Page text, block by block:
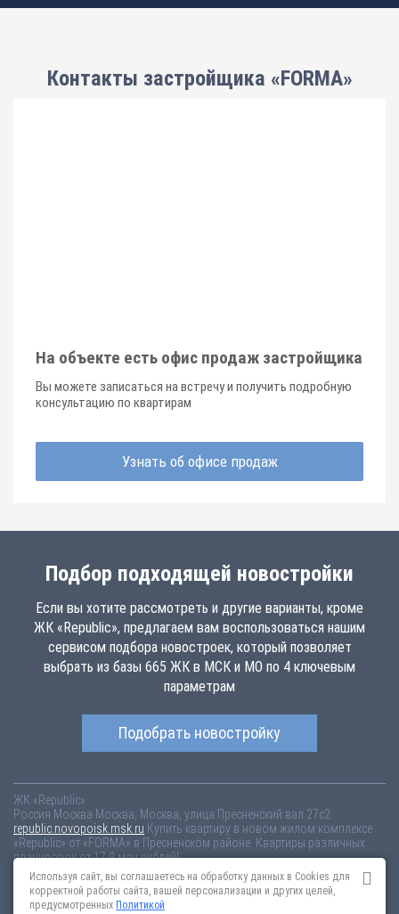
Контакты застройщика «FORMA»
На объекте есть офис продаж застройщика
Вы можете записаться на встречу и получить подробную
консультацию по квартирам
Узнать об офисе продаж
Подбор подходящей новостройки
Если вы хотите рассмотреть и другие варианты, кроме
ЖК «Republic», предлагаем вам воспользоваться нашим
сервисом подбора новостроек, который позволяет
выбрать из базы 665 ЖК в МСК и МО по 4 ключевым
параметрам
Подобрать новостройку
ЖК «Republic»
Россия Москва Москва, Москва, улица Пресненский вал 27с2
republic.novopoisk.msk.ru Купить квартиру в новом жилом комплексе
«Republic» от «FORMA» в Пресненском районе. Квартиры различных
планировок от 17.9 млн рублей!
Новостройки Санкт-ПетербургаНовостройки Москвы
Информация на сайте взята из открытых источников, не является
Используя сайт, вы соглашаетесь на обработку данных в Cookies для
корректной работы сайта, вашей персонализации и других целей,
предусмотренных Политикой